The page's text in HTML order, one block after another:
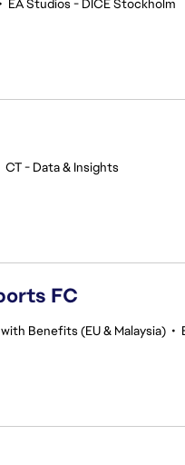
• EA Studios - DICE Stockholm
CT - Data & Insights
FC
Benefits (EU & Malaysia) •